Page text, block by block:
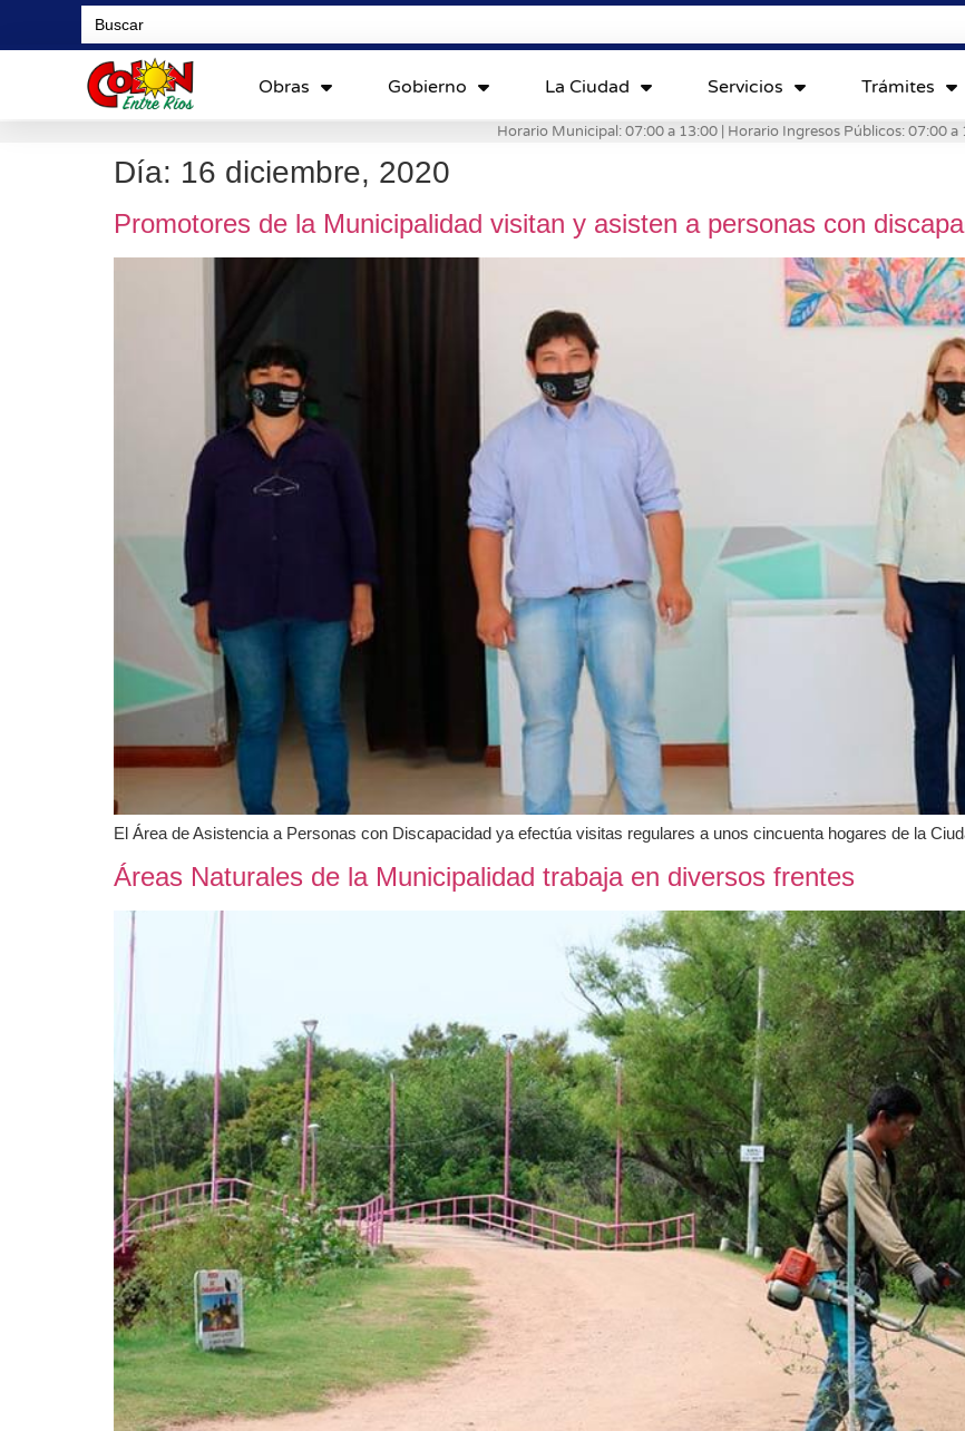
Search
for:
Obras Gobierno La Ciudad Servicios Trámites
Horario Municipal: 07:00 a 13:00 | Horario Ingresos Públicos: 07:00 a
Día: 16 diciembre, 2020
Promotores de la Municipalidad visitan y asisten a personas con
El Área de Asistencia a Personas con Discapacidad ya efectúa visitas regulares a unos cincuenta hogares de la
Áreas Naturales de la Municipalidad trabaja en diversos frentes